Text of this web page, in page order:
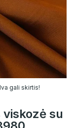
gali skirtis!
su